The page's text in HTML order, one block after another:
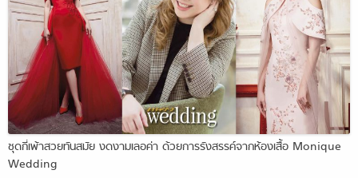
ชุดกี่เพ้าสวยทันสมัย งดงามเลอค่า ด้วยการรังสรรค์จากห้องเสื้อ Monique
Wedding